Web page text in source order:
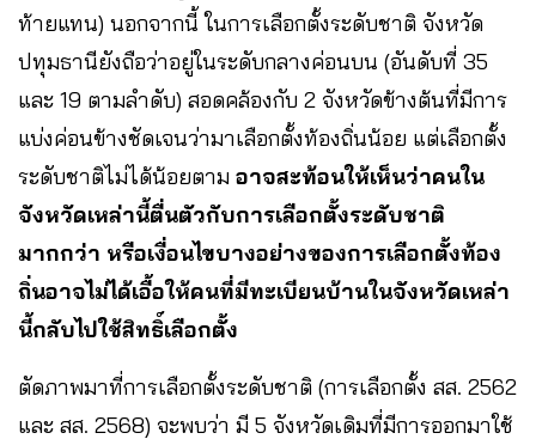
ท้ายแทน) นอกจากนี้ ในการเลือกตั้งระดับชาติ จังหวัด
ปทุมธานียังถือว่าอยู่ในระดับกลางค่อนบน (อันดับที่ 35
และ 19 ตามลำดับ) สอดคล้องกับ 2 จังหวัดข้างต้นที่มีการ
แบ่งค่อนข้างชัดเจนว่ามาเลือกตั้งท้องถิ่นน้อย แต่เลือกตั้ง
ระดับชาติไม่ได้น้อยตาม อาจสะท้อนให้เห็นว่าคนใน
จังหวัดเหล่านี้ตื่นตัวกับการเลือกตั้งระดับชาติ
มากกว่า หรือเงื่อนไขบางอย่างของการเลือกตั้งท้อง
ถิ่นอาจไม่ได้เอื้อให้คนที่มีทะเบียนบ้านในจังหวัดเหล่า
นี้กลับไปใช้สิทธิ์เลือกตั้ง
ตัดภาพมาที่การเลือกตั้งระดับชาติ (การเลือกตั้ง สส. 2562
และ สส. 2568) จะพบว่า มี 5 จังหวัดเดิมที่มีการออกมาใช้